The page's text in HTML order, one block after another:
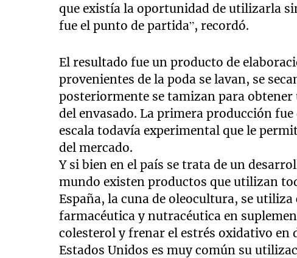
que existía la oportunidad de utilizarla
fue el punto de partida”, recordó.
El resultado fue un producto de
provenientes de la poda se lavan, se
posteriormente se tamizan para
del envasado. La primera producción
escala todavía experimental que le
del mercado.
Y si bien en el país se trata de un
mundo existen productos que utilizan
España, la cuna de oleocultura, se
farmacéutica y nutracéutica en
colesterol y frenar el estrés oxidativo
Estados Unidos es muy común su